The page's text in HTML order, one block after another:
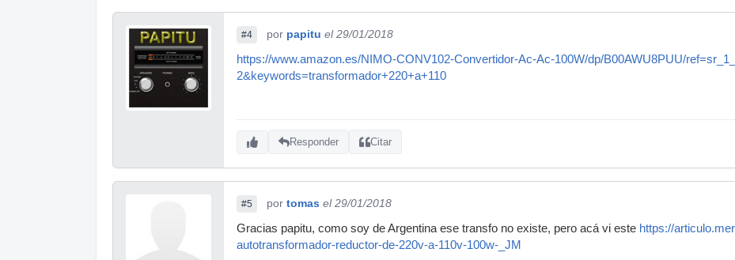
#4 por papitu el 29/01/2018
https://www.amazon.es/NIMO-CONV102-Convertidor-Ac-Ac-100W/dp/B00AWU8PUU/
2&keywords=transformador+220+a+110
Responder Citar
#5 por tomas el 29/01/2018
Gracias papitu, como soy de Argentina ese transfo no existe, pero acá vi este https://
autotransformador-reductor-de-220v-a-110v-100w-_JM